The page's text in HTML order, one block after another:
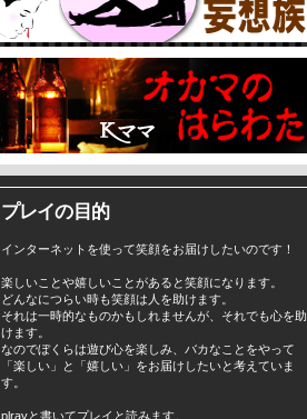
プレイの目的
インターネットを使って笑顔をお届けしたいのです！
楽しいことや嬉しいことがあると笑顔になります。
どんなにつらい時も笑顔は人を助けます。
それは一時的なものかもしれませんが、それでも心を助
けます。
なのでぼくらは遊び心を楽しみ、バカなことをやって
「楽しい」と「嬉しい」をお届けしたいと考えていま
す。
plrayと書いてプレイと読みます。